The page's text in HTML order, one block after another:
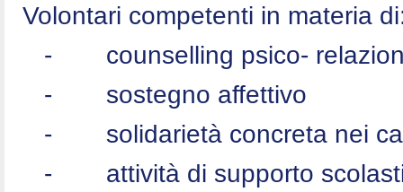
Volontari competenti in materia
-
counselling psico-
-
sostegno affettivo
-
solidarietà concreta nei
-
attività di supporto